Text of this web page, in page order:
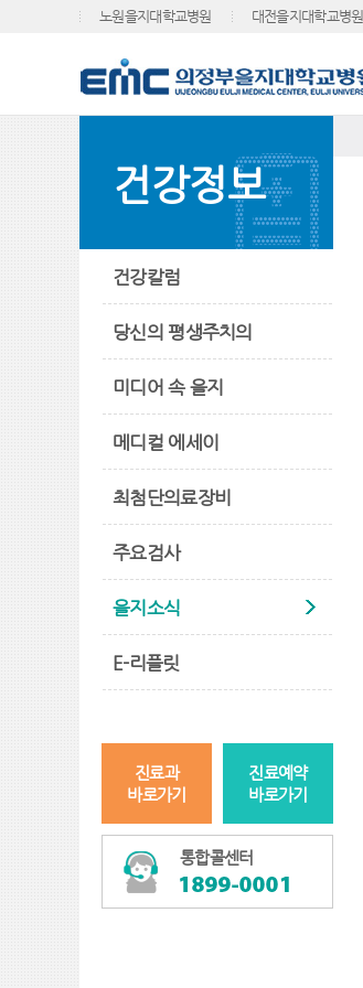
노원을지대학교병원 대전을지대학교병원
건강정보
건강칼럼
당신의 평생주치의
미디어 속 을지
메디컬 에세이
최첨단의료장비
주요검사
을지소식
E-리플릿
진료과
바로가기
진료예약
바로가기
통합콜센터